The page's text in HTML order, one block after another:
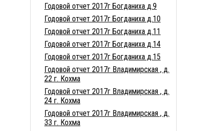
Годовой отчет 2017г Богданиха д.9
Годовой отчет 2017г Богданиха д.10
Годовой отчет 2017г Богданиха д.11
Годовой отчет 2017г Богданиха д.14
Годовой отчет 2017г Богданиха д.15
Годовой отчет 2017г Владимирская , д.
22 г. Кохма
Годовой отчет 2017г Владимирская , д.
24 г. Кохма
Годовой отчет 2017г Владимирская , д.
33 г. Кохма